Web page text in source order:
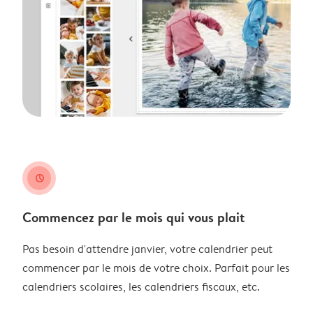
clock
Commencez par le mois qui vous plait
Pas besoin d'attendre janvier, votre calendrier peut
commencer par le mois de votre choix. Parfait pour les
calendriers scolaires, les calendriers fiscaux, etc.